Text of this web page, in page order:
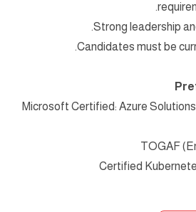
- Microsoft Certified: Azure